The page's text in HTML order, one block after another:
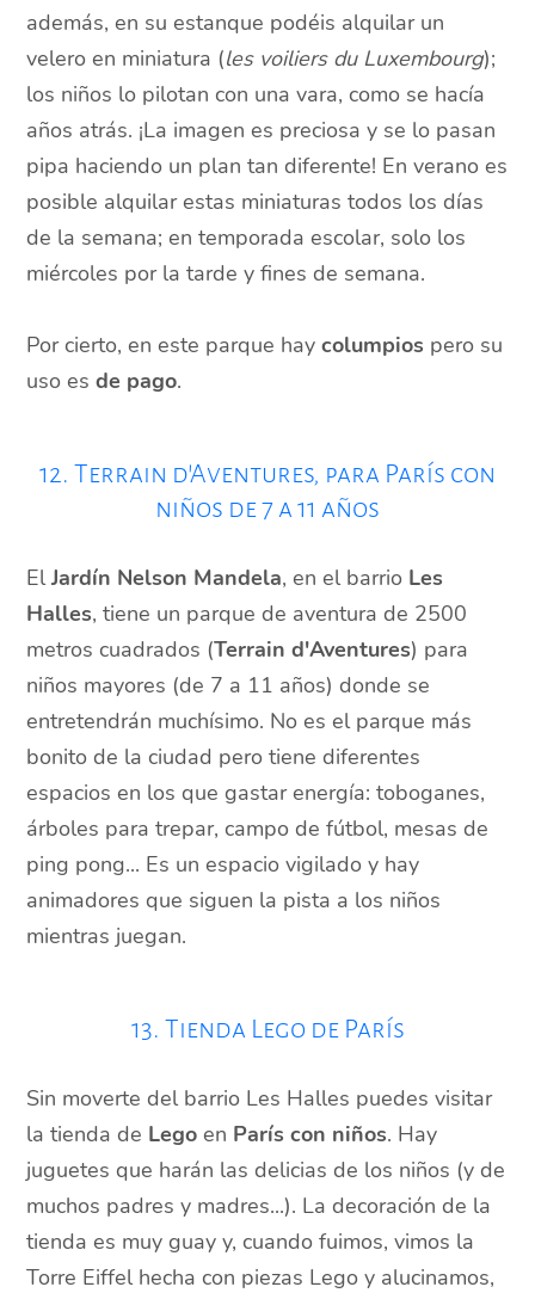
además, en su estanque podéis alquilar un
velero en miniatura (les voiliers du Luxembourg);
los niños lo pilotan con una vara, como se hacía
años atrás. ¡La imagen es preciosa y se lo pasan
pipa haciendo un plan tan diferente! En verano es
posible alquilar estas miniaturas todos los días
de la semana; en temporada escolar, solo los
miércoles por la tarde y fines de semana.
Por cierto, en este parque hay columpios pero su
uso es de pago.
12. Terrain d'Aventures, para París con
niños de 7 a 11 años
ElJardín Nelson Mandela, en el barrio Les
Halles, tiene un parque de aventura de 2500
metros cuadrados (Terrain d'Aventures) para
niños mayores (de 7 a 11 años) donde se
entretendrán muchísimo. No es el parque más
bonito de la ciudad pero tiene diferentes
espacios en los que gastar energía: toboganes,
árboles para trepar, campo de fútbol, mesas de
ping pong... Es un espacio vigilado y hay
animadores que siguen la pista a los niños
mientras juegan.
13. Tienda Lego de París
Sin moverte del barrio Les Halles puedes visitar
la tienda de Lego en París con niños. Hay
juguetes que harán las delicias de los niños (y de
muchos padres y madres...). La decoración de la
tienda es muy guay y, cuando fuimos, vimos la
Torre Eiffel hecha con piezas Lego y alucinamos,